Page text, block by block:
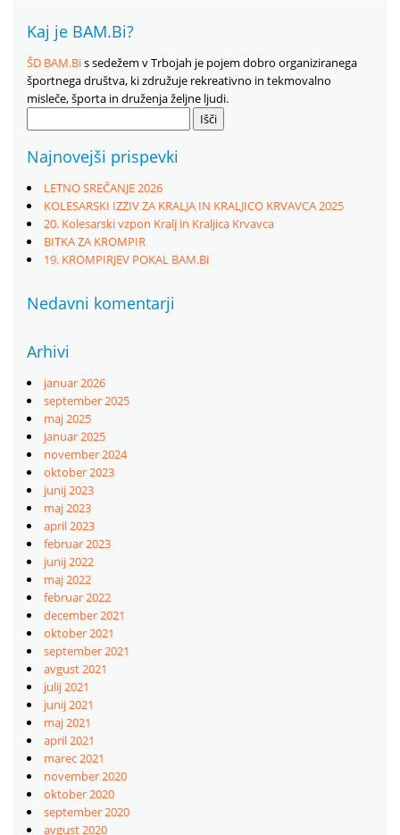
Kaj je BAM.Bi?
ŠD BAM.Bis sedežem v Trbojah je pojem dobro organiziranega
športnega društva, ki združuje rekreativno in tekmovalno
misleče, športa in druženja željne ljudi.
Najnovejši prispevki
LETNO SREČANJE 2026
KOLESARSKI IZZIV ZA KRALJA IN KRALJICO KRVAVCA 2025
20. Kolesarski vzpon Kralj in Kraljica Krvavca
BITKA ZA KROMPIR
19. KROMPIRJEV POKAL BAM.Bi
Nedavni komentarji
Arhivi
januar 2026
september 2025
maj 2025
januar 2025
november 2024
oktober 2023
junij 2023
maj 2023
april 2023
februar 2023
junij 2022
maj 2022
februar 2022
december 2021
oktober 2021
september 2021
avgust 2021
julij 2021
junij 2021
maj 2021
april 2021
marec 2021
november 2020
oktober 2020
september 2020
avgust 2020